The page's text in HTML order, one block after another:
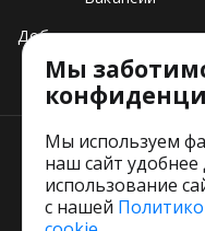
Добавить свое
Тарифы
Мы
Мы используем
наш сайт
использование
с нашей